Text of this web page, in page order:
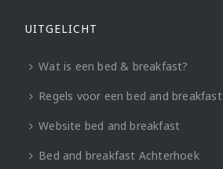
UITGELICHT
Wat is een bed & breakfast?
Regels voor een bed and breakfast
Website bed and breakfast
Bed and breakfast Achterhoek